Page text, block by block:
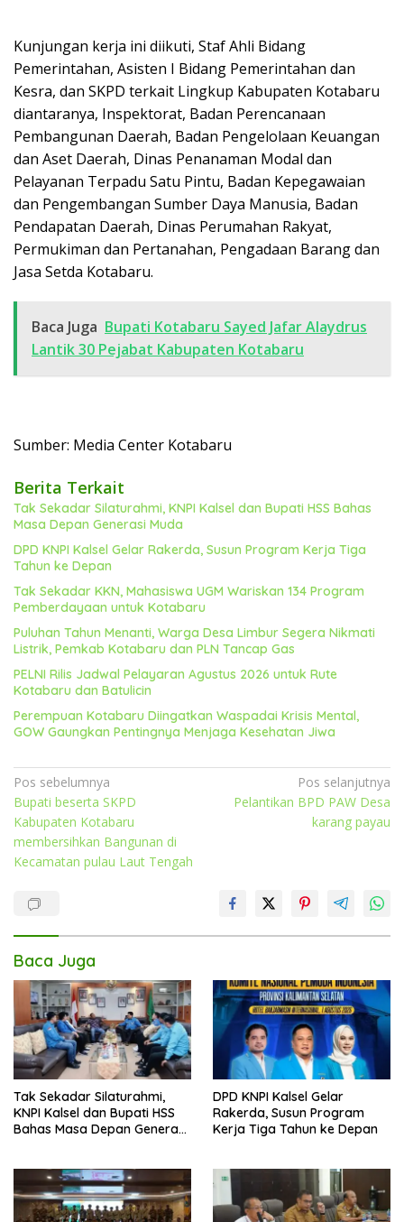
Kunjungan kerja ini diikuti, Staf Ahli Bidang
Pemerintahan, Asisten I Bidang Pemerintahan dan
Kesra, dan SKPD terkait Lingkup Kabupaten Kotabaru
diantaranya, Inspektorat, Badan Perencanaan
Pembangunan Daerah, Badan Pengelolaan Keuangan
dan Aset Daerah, Dinas Penanaman Modal dan
Pelayanan Terpadu Satu Pintu, Badan Kepegawaian
dan Pengembangan Sumber Daya Manusia, Badan
Pendapatan Daerah, Dinas Perumahan Rakyat,
Permukiman dan Pertanahan, Pengadaan Barang dan
Jasa Setda Kotabaru.
Baca Juga Bupati Kotabaru Sayed Jafar Alaydrus
Lantik 30 Pejabat Kabupaten Kotabaru
Sumber: Media Center Kotabaru
Berita Terkait
Tak Sekadar Silaturahmi, KNPI Kalsel dan Bupati HSS Bahas
Masa Depan Generasi Muda
DPD KNPI Kalsel Gelar Rakerda, Susun Program Kerja Tiga
Tahun ke Depan
Tak Sekadar KKN, Mahasiswa UGM Wariskan 134 Program
Pemberdayaan untuk Kotabaru
Puluhan Tahun Menanti, Warga Desa Limbur Segera Nikmati
Listrik, Pemkab Kotabaru dan PLN Tancap Gas
PELNI Rilis Jadwal Pelayaran Agustus 2026 untuk Rute
Kotabaru dan Batulicin
Perempuan Kotabaru Diingatkan Waspadai Krisis Mental,
GOW Gaungkan Pentingnya Menjaga Kesehatan Jiwa
Navigasi
pos
Pos sebelumnya
Bupati beserta SKPD
Kabupaten Kotabaru
membersihkan Bangunan di
Kecamatan pulau Laut Tengah
Pos selanjutnya
Pelantikan BPD PAW Desa
karang payau
Baca Juga
Tak Sekadar Silaturahmi,
KNPI Kalsel dan Bupati HSS
Bahas Masa Depan Generasi
DPD KNPI Kalsel Gelar
Rakerda, Susun Program
Kerja Tiga Tahun ke Depan